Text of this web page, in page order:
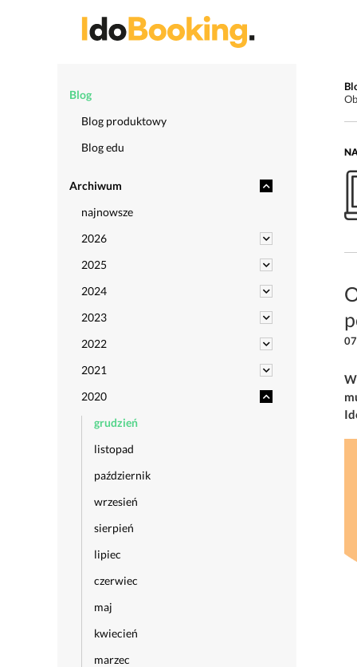
Blog
Blog produktowy
Blog edu
Archiwum
najnowsze
2026
2025
2024
2023
2022
2021
2020
grudzień
listopad
październik
wrzesień
sierpień
lipiec
czerwiec
maj
kwiecień
marzec